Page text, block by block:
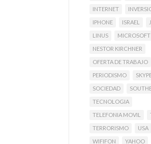
INTERNET
IPHONE
ISRAEL
LINUS
MICROSOFT
NESTOR KIRCHNER
OFERTA DE TRABAJO
PERIODISMO
SOCIEDAD
TECNOLOGIA
TELEFONIA MOVIL
TERRORISMO
USA
WIFIFON
YAHOO